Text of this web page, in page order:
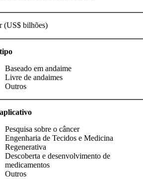
(US$ bilhões)
Baseado em andaime
Livre de andaimes
Outros
Pesquisa sobre o câncer
Engenharia de Tecidos e Medicina
Regenerativa
Descoberta e desenvolvimento de
medicamentos
Outros